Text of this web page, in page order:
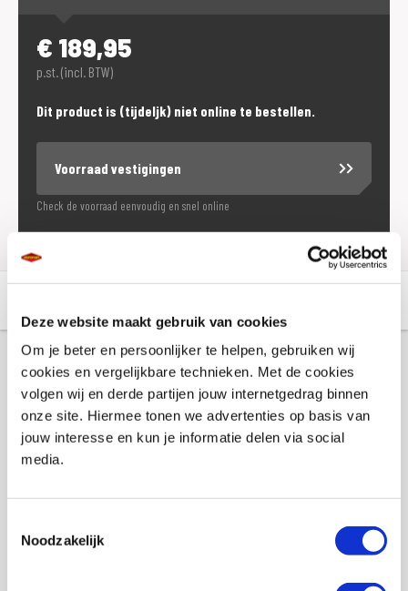
Deze website maakt gebruik van cookies
Om je beter en persoonlijker te helpen, gebruiken wij
cookies en vergelijkbare technieken. Met de cookies
volgen wij en derde partijen jouw internetgedrag binnen
onze site. Hiermee tonen we advertenties op basis van
jouw interesse en kun je informatie delen via social
media.
Noodzakelijk
€ 189,95
p.st. (incl. BTW)
Dit product is (tijdeljk) niet online te bestellen.
Voorraad vestigingen
Check de voorraad eenvoudig en snel online
Aanvullende informatie
Merk
Koako
SKU